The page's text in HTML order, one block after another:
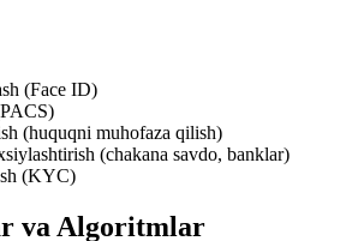
(Face ID)
(huquqni muhofaza qilish)
(chakana savdo, banklar)
(KYC)
va Algoritmlar